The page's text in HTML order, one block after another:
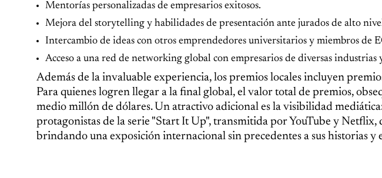
Mentorías personalizadas de empresarios exitosos.
Mejora del storytelling y habilidades de presentación ante jurados de alto
Intercambio de ideas con otros emprendedores universitarios y miembros de
Acceso a una red de networking global con empresarios de diversas industrias
Además de la invaluable experiencia, los premios locales incluyen
Para quienes logren llegar a la final global, el valor total de premios,
medio millón de dólares. Un atractivo adicional es la visibilidad
protagonistas de la serie "Start It Up", transmitida por YouTube y Netflix,
brindando una exposición internacional sin precedentes a sus historias